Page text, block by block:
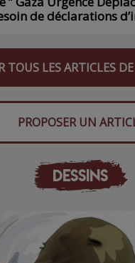
de déclarations
TOUS LES ARTICLES
PROPOSER UN
DESSINS